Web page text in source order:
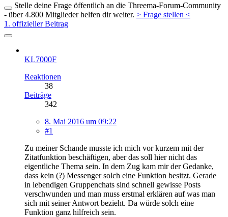
Stelle deine Frage öffentlich an die Threema-Forum-Community
- über 4.800 Mitglieder helfen dir weiter. > Frage stellen <
1. offizieller Beitrag
KL7000F
Reaktionen
38
Beiträge
342
8. Mai 2016 um 09:22
#1
Zu meiner Schande musste ich mich vor kurzem mit der
Zitatfunktion beschäftigen, aber das soll hier nicht das
eigentliche Thema sein. In dem Zug kam mir der Gedanke,
dass kein (?) Messenger solch eine Funktion besitzt. Gerade
in lebendigen Gruppenchats sind schnell gewisse Posts
verschwunden und man muss erstmal erklären auf was man
sich mit seiner Antwort bezieht. Da würde solch eine
Funktion ganz hilfreich sein.